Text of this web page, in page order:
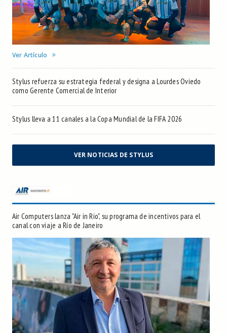
Ver Artículo
Stylus refuerza su estrategia federal y designa a Lourdes Oviedo
como Gerente Comercial de Interior
Stylus lleva a 11 canales a la Copa Mundial de la FIFA 2026
VER NOTICIAS DE STYLUS
Air Computers lanza "Air in Rio", su programa de incentivos para el
canal con viaje a Río de Janeiro